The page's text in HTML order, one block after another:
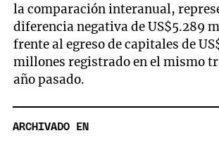
la comparación interanual,
diferencia negativa de US$5.289
frente al egreso de capitales de
millones registrado en el mismo
año pasado.
ARCHIVADO EN